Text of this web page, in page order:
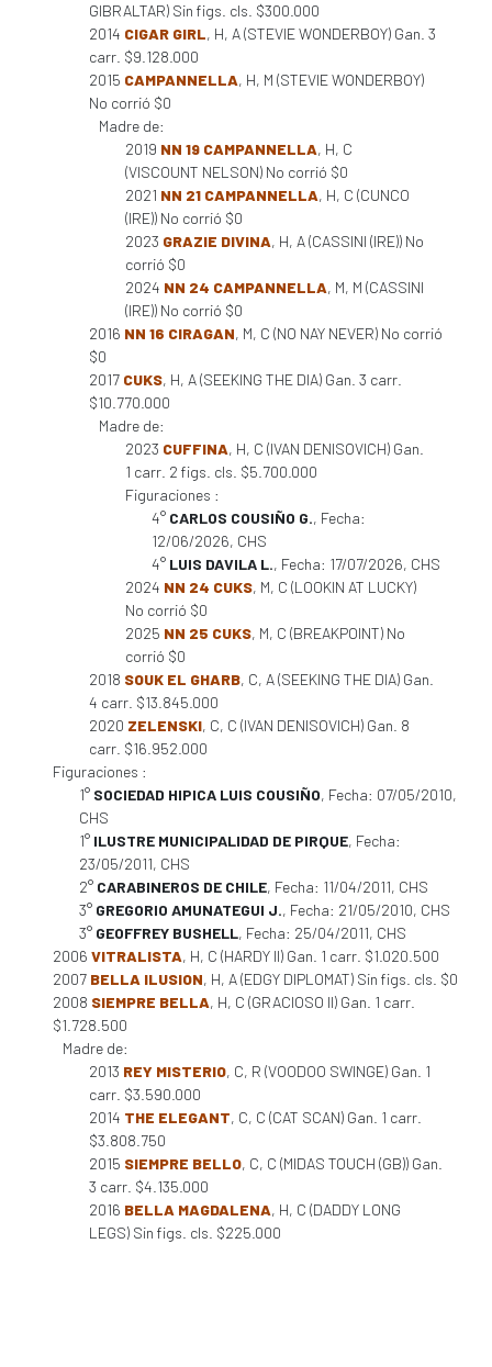
GIBRALTAR) Sin figs. cls. $300.000
2014 CIGAR GIRL, H, A (STEVIE WONDERBOY) Gan. 3
carr. $9.128.000
2015 CAMPANNELLA, H, M (STEVIE WONDERBOY)
No corrió $0
Madre de:
2019 NN 19 CAMPANNELLA, H, C
(VISCOUNT NELSON) No corrió $0
2021 NN 21 CAMPANNELLA, H, C (CUNCO
(IRE)) No corrió $0
2023 GRAZIE DIVINA, H, A (CASSINI (IRE)) No
corrió $0
2024 NN 24 CAMPANNELLA, M, M (CASSINI
(IRE)) No corrió $0
2016 NN 16 CIRAGAN, M, C (NO NAY NEVER) No corrió
$0
2017 CUKS, H, A (SEEKING THE DIA) Gan. 3 carr.
$10.770.000
Madre de:
2023 CUFFINA, H, C (IVAN DENISOVICH) Gan.
1 carr. 2 figs. cls. $5.700.000
Figuraciones :
4° CARLOS COUSIÑO G., Fecha:
12/06/2026, CHS
4° LUIS DAVILA L., Fecha: 17/07/2026, CHS
2024 NN 24 CUKS, M, C (LOOKIN AT LUCKY)
No corrió $0
2025 NN 25 CUKS, M, C (BREAKPOINT) No
corrió $0
2018 SOUK EL GHARB, C, A (SEEKING THE DIA) Gan.
4 carr. $13.845.000
2020 ZELENSKI, C, C (IVAN DENISOVICH) Gan. 8
carr. $16.952.000
Figuraciones :
1° SOCIEDAD HIPICA LUIS COUSIÑO, Fecha: 07/05/2010,
CHS
1° ILUSTRE MUNICIPALIDAD DE PIRQUE, Fecha:
23/05/2011, CHS
2° CARABINEROS DE CHILE, Fecha: 11/04/2011, CHS
3° GREGORIO AMUNATEGUI J., Fecha: 21/05/2010, CHS
3° GEOFFREY BUSHELL, Fecha: 25/04/2011, CHS
2006 VITRALISTA, H, C (HARDY II) Gan. 1 carr. $1.020.500
2007 BELLA ILUSION, H, A (EDGY DIPLOMAT) Sin figs. cls. $0
2008 SIEMPRE BELLA, H, C (GRACIOSO II) Gan. 1 carr.
$1.728.500
Madre de:
2013 REY MISTERIO, C, R (VOODOO SWINGE) Gan. 1
carr. $3.590.000
2014 THE ELEGANT, C, C (CAT SCAN) Gan. 1 carr.
$3.808.750
2015 SIEMPRE BELLO, C, C (MIDAS TOUCH (GB)) Gan.
3 carr. $4.135.000
2016 BELLA MAGDALENA, H, C (DADDY LONG
LEGS) Sin figs. cls. $225.000